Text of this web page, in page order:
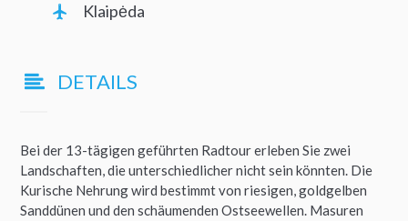
Klaipėda
DETAILS
Bei der 13-tägigen geführten Radtour erleben Sie zwei
Landschaften, die unterschiedlicher nicht sein könnten. Die
Kurische Nehrung wird bestimmt von riesigen, goldgelben
Sanddünen und den schäumenden Ostseewellen. Masuren